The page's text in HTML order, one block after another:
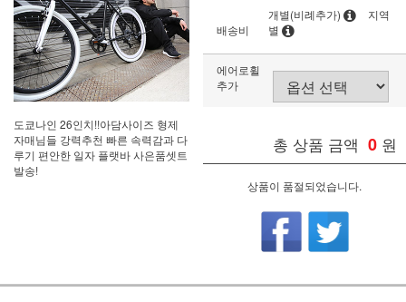
도쿄나인 26인치!!아담사이즈 형제
자매님들 강력추천 빠른 속력감과 다
루기 편안한 일자 플랫바 사은품셋트
발송!
배송비
개별(비례추가)
지역
별
에어로휠
추가
총 상품 금액 0 원
상품이 품절되었습니다.